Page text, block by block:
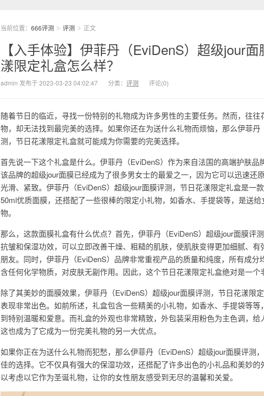
当前位置： 666评测 > 评测 > 正文
【入手体验】伊菲丹（EviDenS）超级jour
漾限定礼盒怎么样？
admin 发布于 2023-03-23 04:02:47 分类： 评测 评论(0)
随着节日的临近，寻找一份特别的礼物成为许多男性的主要任务。然而，往
物，却无法找到最完美的选择。如果你还在为送什么礼物而烦恼，那么伊菲丹
测，节日花漾限定礼盒就可能成为你需要的完美选择。
首先说一下这个礼盒是什么。伊菲丹（EviDenS）作为来自法国的高端护肤品
该品牌的超级jour面膜已经成为了很多男女士的最爱之一，因为它可以迅速还
光滑、紧致。伊菲丹（EviDenS）超级jour面膜评测，节日花漾限定礼盒是一
50ml优质面膜，还搭配了一些很棒的限定小礼物，如香水、手提袋等，是送
物。
那么，这款面膜礼盒有什么优点？首先，伊菲丹（EviDenS）超级jour面膜评
抗皱和保湿功效，可以立即改善干燥、粗糙的肌肤，使肌肤变得更加细腻、有
朋友。同时，伊菲丹（EviDenS）品牌非常重视产品的质量和纯度，所有成分
含任何化学物质，对皮肤无副作用。因此，这个节日花漾限定礼盒绝对是一个
除了其美妙的面膜效果，伊菲丹（EviDenS）超级jour面膜评测，节日花漾限
表现非常出色。如前所述，礼盒包含一些精美的小礼物，如香水、手提袋等
到特别温暖和爱意。而礼盒的外观也非常精致，外包装采用粉色为主色调，给
这也成为了它成为一份完美礼物的另一大优点。
如果你正在为送什么礼物而犯愁，那么伊菲丹（EviDenS）超级jour面膜评测
佳的选择。它不仅具有强大的保湿功效，还搭配了许多出色的小礼品和美妙
以考虑以它作为圣诞礼物，让你的女性朋友感受到无尽的温馨和关爱。